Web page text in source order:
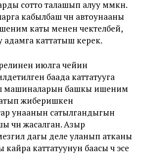
сотто талашып алуу мүмкүн.
кабылбаш үчүн автоунааны
каты менен чектелбей,
адамга каттатыш керек.
июлга чейин
баада каттатууга
машиналарын башкы ишеним
жиберишкен
унаанын сатылгандыгын
үчүн жасалган. Азыр
дагы деле уланып атканы
каттатуунун баасы үч эсе